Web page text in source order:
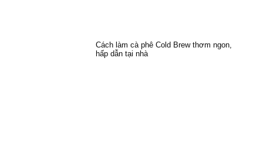
Cách làm cà phê Cold Brew thơm ngon,
hấp dẫn tại nhà